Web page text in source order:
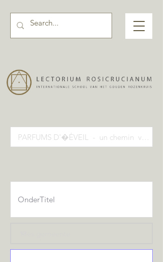
Activiteiten pagina input